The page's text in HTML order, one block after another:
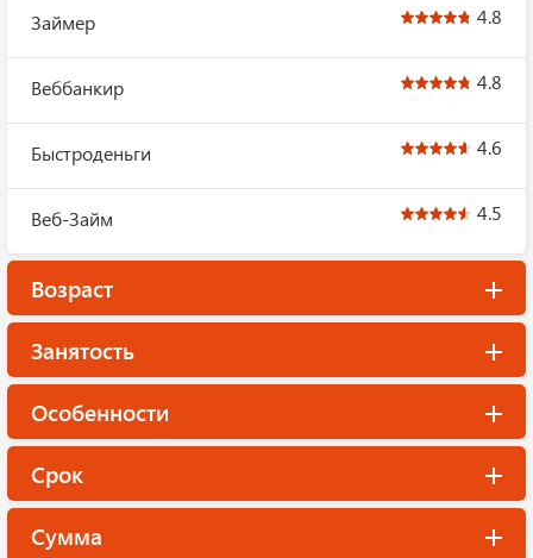
Займер 4.8
Веббанкир 4.8
Быстроденьги 4.6
Веб-Займ 4.5
Возраст
Занятость
Особенности
Срок
Сумма